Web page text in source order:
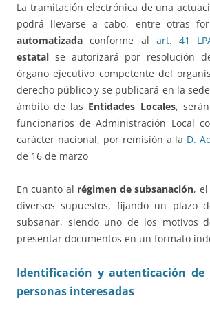
La tramitación electrónica de una
podrá llevarse a cabo, entre otras
automatizada conforme al art. 41
estatal se autorizará por resolución
órgano ejecutivo competente del
derecho público y se publicará en la
ámbito de las Entidades Locales,
funcionarios de Administración Local
carácter nacional, por remisión a la D.
de 16 de marzo
En cuanto al régimen de subsanación,
diversos supuestos, fijando un plazo
subsanar, siendo uno de los motivos
presentar documentos en un formato
Identificación y autenticación de
personas interesadas